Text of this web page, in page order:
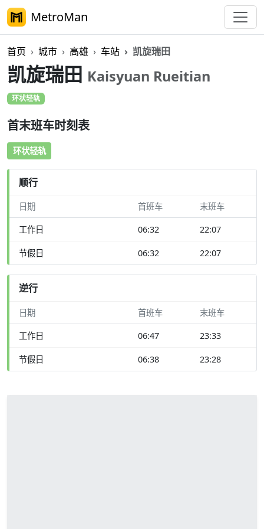
MetroMan
首页 城市 高雄 车站 凯旋瑞田
凯旋瑞田 Kaisyuan Rueitian
环状轻轨
首末班车时刻表
环状轻轨
顺行
日期 首班车 末班车
工作日 06:32 22:07
节假日 06:32 22:07
逆行
日期 首班车 末班车
工作日 06:47 23:33
节假日 06:38 23:28